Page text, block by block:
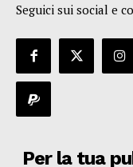
Seguici sui social e
Per la tua